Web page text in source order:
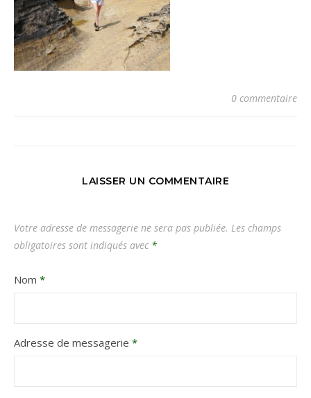
0 commentaire
LAISSER UN COMMENTAIRE
Votre adresse de messagerie ne sera pas publiée. Les champs
obligatoires sont indiqués avec *
Nom *
Adresse de messagerie *